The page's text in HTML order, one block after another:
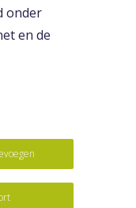
onder
en de